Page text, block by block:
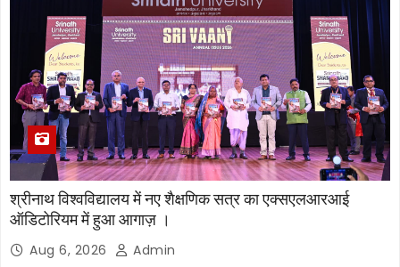
श्रीनाथ विश्वविद्यालय में नए शैक्षणिक सत्र का एक्सएलआरआई
ऑडिटोरियम में हुआ आगाज़ ।
Aug 6, 2026 Admin